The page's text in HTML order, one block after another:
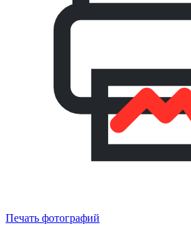
Печать фотографий